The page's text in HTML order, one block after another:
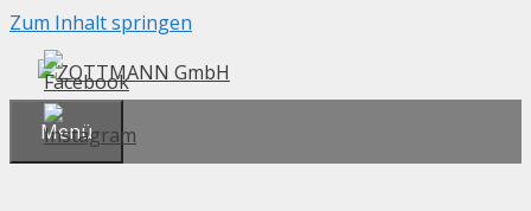
Zum Inhalt springen
Menü